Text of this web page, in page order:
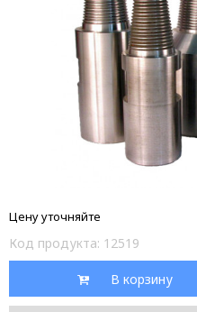
Цену уточняйте
Код продукта: 12519
В корзину